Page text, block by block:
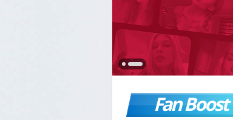
Fan Boost